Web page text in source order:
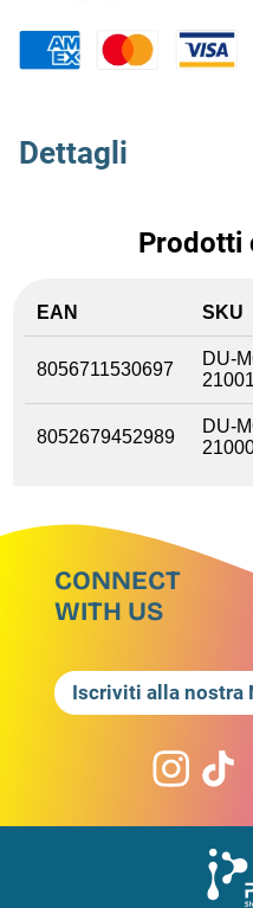
Dettagli
Prodotti
EAN SKU
8056711530697
DU-
8052679452989
DU-
CONNECT
WITH US
Iscriviti alla nostra